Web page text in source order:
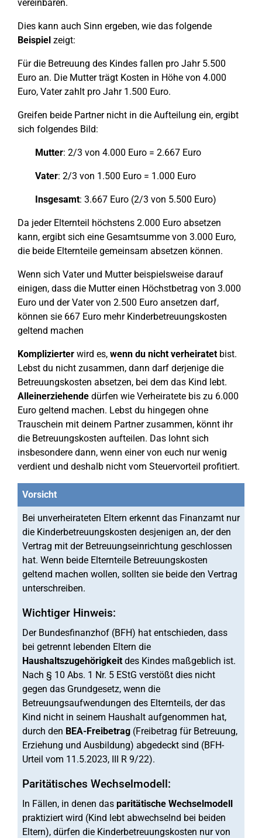
vereinbaren.
Dies kann auch Sinn ergeben, wie das folgende
Beispiel zeigt:
Für die Betreuung des Kindes fallen pro Jahr 5.500
Euro an. Die Mutter trägt Kosten in Höhe von 4.000
Euro, Vater zahlt pro Jahr 1.500 Euro.
Greifen beide Partner nicht in die Aufteilung ein, ergibt
sich folgendes Bild:
Mutter: 2/3 von 4.000 Euro = 2.667 Euro
Vater: 2/3 von 1.500 Euro = 1.000 Euro
Insgesamt: 3.667 Euro (2/3 von 5.500 Euro)
Da jeder Elternteil höchstens 2.000 Euro absetzen
kann, ergibt sich eine Gesamtsumme von 3.000 Euro,
die beide Elternteile gemeinsam absetzen können.
Wenn sich Vater und Mutter beispielsweise darauf
einigen, dass die Mutter einen Höchstbetrag von 3.000
Euro und der Vater von 2.500 Euro ansetzen darf,
können sie 667 Euro mehr Kinderbetreuungskosten
geltend machen
Komplizierter wird es, wenn du nicht verheiratetbist.
Lebst du nicht zusammen, dann darf derjenige die
Betreuungskosten absetzen, bei dem das Kind lebt.
Alleinerziehende dürfen wie Verheiratete bis zu 6.000
Euro geltend machen. Lebst du hingegen ohne
Trauschein mit deinem Partner zusammen, könnt ihr
die Betreuungskosten aufteilen. Das lohnt sich
insbesondere dann, wenn einer von euch nur wenig
verdient und deshalb nicht vom Steuervorteil profitiert.
Vorsicht
Bei unverheirateten Eltern erkennt das Finanzamt nur
die Kinderbetreuungskosten desjenigen an, der den
Vertrag mit der Betreuungseinrichtung geschlossen
hat. Wenn beide Elternteile Betreuungskosten
geltend machen wollen, sollten sie beide den Vertrag
unterschreiben.
Wichtiger Hinweis:
Der Bundesfinanzhof (BFH) hat entschieden, dass
bei getrennt lebenden Eltern die
Haushaltszugehörigkeitdes Kindes maßgeblich ist.
Nach § 10 Abs. 1 Nr. 5 EStG verstößt dies nicht
gegen das Grundgesetz, wenn die
Betreuungsaufwendungen des Elternteils, der das
Kind nicht in seinem Haushalt aufgenommen hat,
durch den BEA-Freibetrag (Freibetrag für Betreuung,
Erziehung und Ausbildung) abgedeckt sind (BFH-
Urteil vom 11.5.2023, III R 9/22).
Paritätisches Wechselmodell:
In Fällen, in denen das paritätische Wechselmodell
praktiziert wird (Kind lebt abwechselnd bei beiden
Eltern), dürfen die Kinderbetreuungskosten nur von